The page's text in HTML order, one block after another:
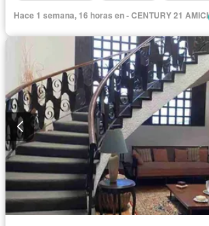
Hace 1 semana, 16 horas en - CENTURY 21 AMICI